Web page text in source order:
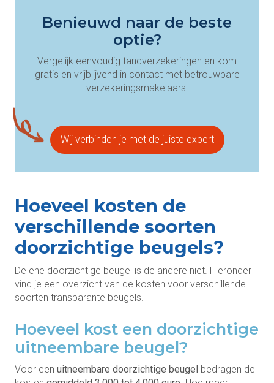
Benieuwd naar de beste
optie?
Vergelijk eenvoudig tandverzekeringen en kom
gratis en vrijblijvend in contact met betrouwbare
verzekeringsmakelaars.
Wij verbinden je met de juiste expert
Hoeveel kosten de
verschillende soorten
doorzichtige beugels?
De ene doorzichtige beugel is de andere niet. Hieronder
vind je een overzicht van de kosten voor verschillende
soorten transparante beugels.
Hoeveel kost een doorzichtige
uitneembare beugel?
Voor een uitneembare doorzichtige beugel bedragen de